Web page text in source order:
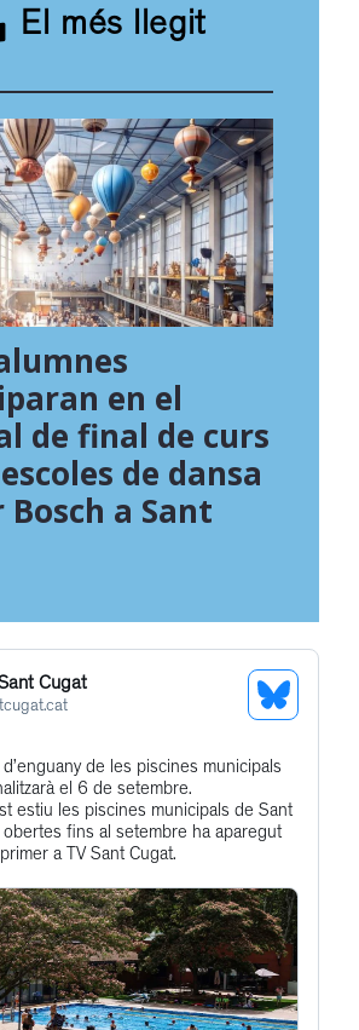
El més llegit
en el
de final de curs
de dansa
Bosch a Sant
Cugat
See
Profile
Get
to
this
de les piscines municipals
el 6 de setembre.
estiu les piscines municipals de Sant
obertes fins al setembre ha aparegut
primer a TV Sant Cugat.